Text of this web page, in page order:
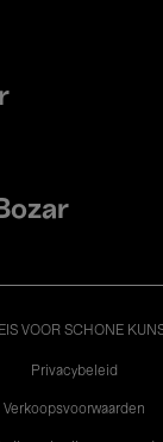
VOOR SCHONE
Privacybeleid
Verkoopsvoorwaarden